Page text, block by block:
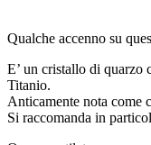
Qualche accenno su
E’ un cristallo di
Titanio.
Anticamente nota come
Si raccomanda in